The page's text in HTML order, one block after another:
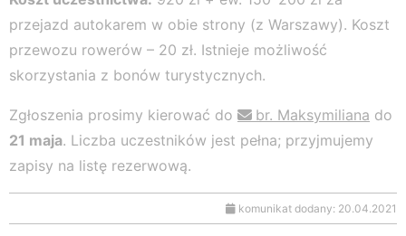
przejazd autokarem w obie strony (z Warszawy). Koszt
przewozu rowerów – 20 zł. Istnieje możliwość
skorzystania z bonów turystycznych.
Zgłoszenia prosimy kierować do br. Maksymiliana do
21 maja. Liczba uczestników jest pełna; przyjmujemy
zapisy na listę rezerwową.
komunikat dodany: 20.04.2021